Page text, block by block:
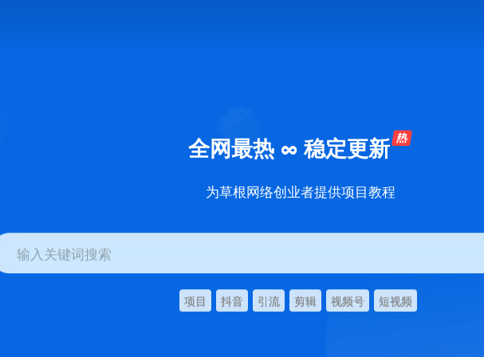
全网最热 ∞ 稳定更新
为草根网络创业者提供项目教程
输入关键词搜索
项目 抖音 引流 剪辑 视频号 短视频